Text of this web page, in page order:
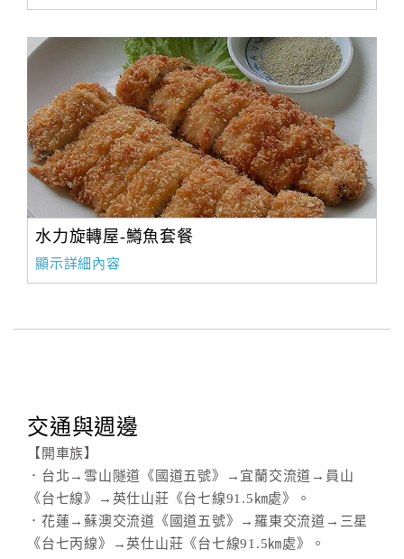
水力旋轉屋-鱒魚套餐
顯示詳細內容
交通與週邊
【開車族】
．台北→雪山隧道《國道五號》→宜蘭交流道→員山
《台七線》→英仕山莊《台七線91.5㎞處》。
．花蓮→蘇澳交流道《國道五號》→羅東交流道→三星
《台七丙線》→英仕山莊《台七線91.5㎞處》。